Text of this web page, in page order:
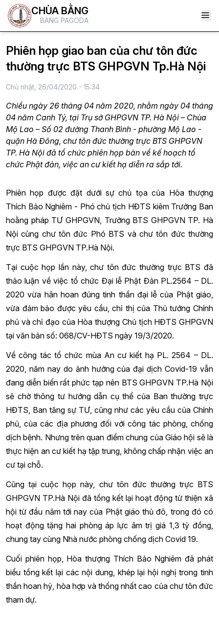
CHÙA BẰNG
BANG PAGODA
Phiên họp giao ban của chư tôn đức
thường trực BTS GHPGVN Tp.Hà Nội
Chủ nhật, 26/04/2020 - 15:34
Chiều ngày 26 tháng 04 năm 2020, nhằm ngày 04 tháng
04 năm Canh Tý, tại Trụ sở GHPGVN TP. Hà Nội – Chùa
Mộ Lao – Số 02 đường Thanh Bình - phường Mộ Lao -
quận Hà Đông, chư tôn đức thường trực BTS GHPGVN
TP. Hà Nội đã tổ chức phiên họp bàn về kế hoạch tổ
chức Phật đản, việc an cư kiết hạ diễn ra sắp tới.
Phiên họp được đặt dưới sự chủ tọa của Hòa thượng
Thích Bảo Nghiêm - Phó chủ tịch HĐTS kiêm Trưởng Ban
hoằng pháp TƯ GHPGVN, Trưởng BTS GHPGVN TP. Hà
Nội cùng chư tôn đức Phó BTS và chư tôn đức thường
trực BTS GHPGVN TP.Hà Nội.
Tại cuộc họp lần này, chư tôn đức thường trực BTS đã
thảo luận về việc tổ chức Đại lễ Phật Đản PL.2564 – DL.
2020 vừa hân hoan đúng tinh thần đại lễ của Phật giáo,
vừa đảm bảo được yêu cầu, chỉ thị của Thủ tướng Chính
phủ và chỉ đạo của Hòa thượng Chủ tịch HĐTS GHPGVN
tại văn bản số: 068/CV-HĐTS ngày 19/3/2020.
Về công tác tổ chức mùa An cư kiết hạ PL. 2564 – DL.
2020, năm nay do ảnh hưởng của đại dịch Covid-19 vẫn
đang diễn biến rất phức tạp nên BTS GHPGVN TP.Hà Nội
sẽ chờ thông tư hướng dẫn cụ thể của Ban thường trực
HĐTS, Ban tăng sự TƯ, cũng như các yêu cầu của Chính
phủ, của các địa phương đối với công tác phòng, chống
dịch bệnh. Nhưng trên quan điểm chung của Giáo hội sẽ là
thực hiện an cư kiết hạ tập trung, không chấp nhận việc an
cư tại chỗ.
Cũng tại cuộc họp này, chư tôn đức thường trực BTS
GHPGVN TP.Hà Nội đã tổng kết lại hoạt động từ thiện xã
hội từ đầu năm tới nay của Phật giáo thủ đô, trong đó có
hoạt động tặng hai phòng áp lực âm trị giá 1,3 tỷ đồng,
chung tay cùng Nhà nước phòng chống dịch Covid 19.
Cuối phiên họp, Hòa thượng Thích Bảo Nghiêm đã phát
biểu tổng kết lại các nội dung, khép lại hội nghị trong tinh
thần hoan hỷ, hòa hợp và thống nhất cao của chư tôn đức
tham dự.